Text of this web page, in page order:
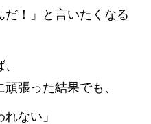
だ！」と言いたくなる
張った結果でも、
ない」